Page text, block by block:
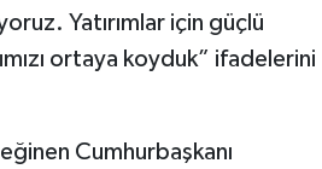
Yatırımlar için güçlü
ortaya koyduk” ifadelerini
Cumhurbaşkanı